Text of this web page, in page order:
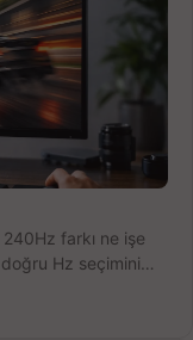
farkı ne işe
Hz seçimini